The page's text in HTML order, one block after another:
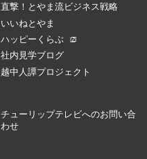
直撃！とやま流ビジネス戦略
いいねとやま
ハッピーくらぶ
社内見学ブログ
越中人譚プロジェクト
チューリップテレビへのお問い合
わせ